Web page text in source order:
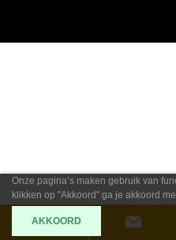
Onze pagina’s maken gebruik van
klikken op "Akkoord" ga je akkoord
AKKOORD